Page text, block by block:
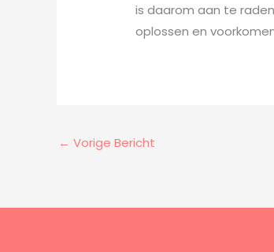
is daarom aan te
oplossen en
← Vorige Bericht